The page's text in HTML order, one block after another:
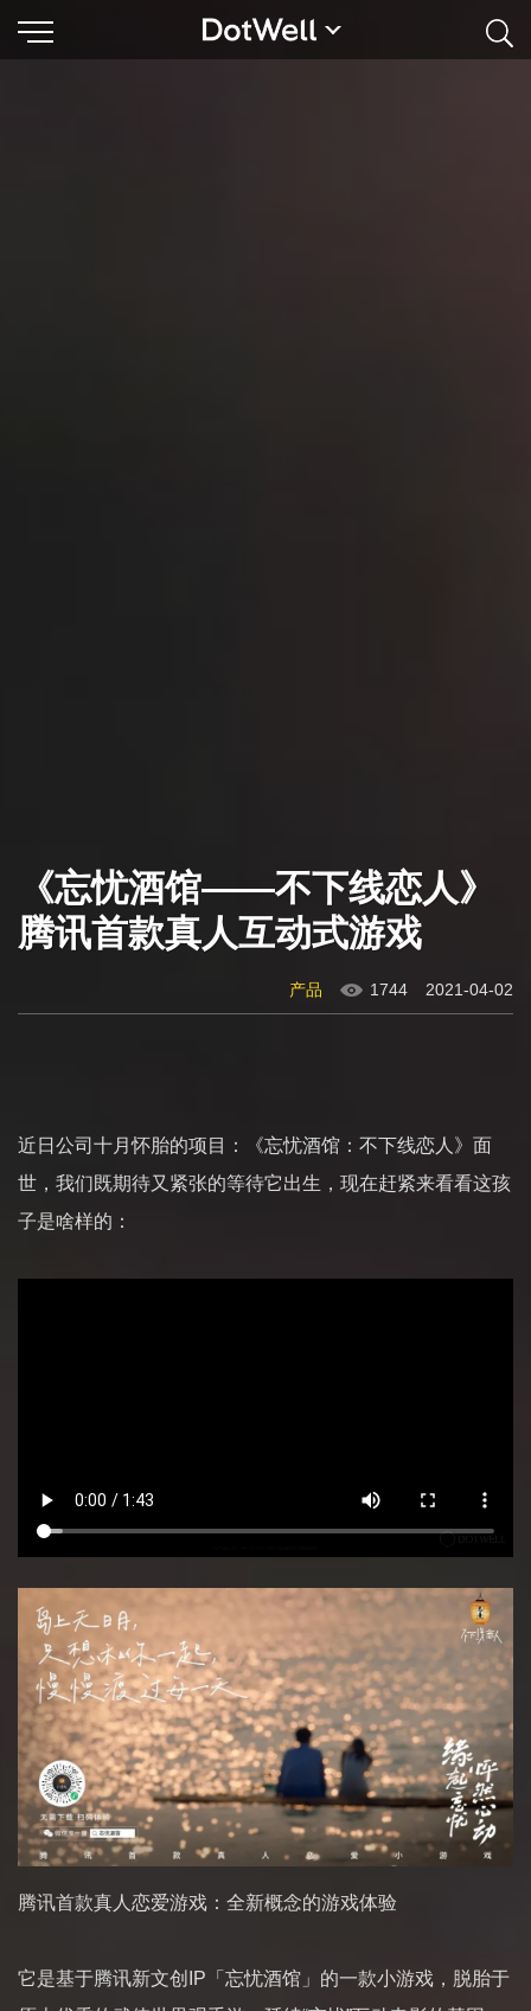
《忘忧酒馆——不下线恋人》
腾讯首款真人互动式游戏
产品 1744 2021-04-02
近日公司十月怀胎的项目：《忘忧酒馆：不下线恋人》面
世，我们既期待又紧张的等待它出生，现在赶紧来看看这孩
子是啥样的：
腾讯首款真人恋爱游戏：全新概念的游戏体验
它是基于腾讯新文创IP「忘忧酒馆」的一款小游戏，脱胎于